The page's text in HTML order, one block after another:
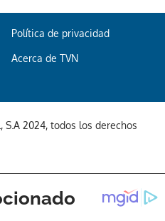
a nuestro boletín.
ACEPTAR
Política de privacidad
Acerca de TVN
2024, todos los derechos